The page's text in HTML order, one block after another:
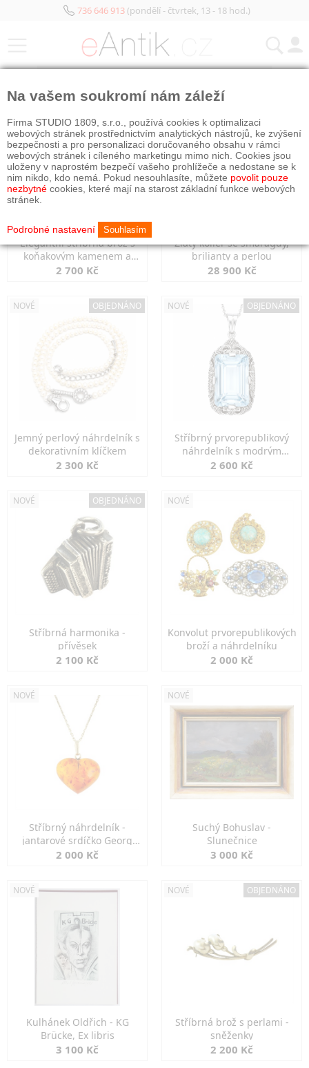
736 646 913(pondělí - čtvrtek, 13 - 18 hod.)
Elegantní stříbrná brož s
koňakovým kamenem a
markazity
2 700 Kč
Zlatý kolier se smaragdy,
brilianty a perlou
28 900 Kč
NOVÉ OBJEDNÁNO
Jemný perlový náhrdelník s
dekorativním klíčkem
2 300 Kč
NOVÉ OBJEDNÁNO
Stříbrný prvorepublikový
náhrdelník s modrým
spinelem
2 600 Kč
NOVÉ OBJEDNÁNO
Stříbrná harmonika -
přívěsek
2 100 Kč
NOVÉ
Konvolut prvorepublikových
broží a náhrdelníku
2 000 Kč
NOVÉ
Stříbrný náhrdelník -
jantarové srdíčko Georg
Kramer
2 000 Kč
NOVÉ
Suchý Bohuslav -
Slunečnice
3 000 Kč
NOVÉ
Kulhánek Oldřich - KG
Brücke, Ex libris
3 100 Kč
NOVÉ OBJEDNÁNO
Stříbrná brož s perlami -
sněženky
2 200 Kč
Na vašem soukromí nám záleží
Firma STUDIO 1809, s.r.o., používá cookies k optimalizaci
webových stránek prostřednictvím analytických nástrojů, ke zvýšení
bezpečnosti a pro personalizaci doručovaného obsahu v rámci
webových stránek i cíleného marketingu mimo nich. Cookies jsou
uloženy v naprostém bezpečí vašeho prohlížeče a nedostane se k
nim nikdo, kdo nemá. Pokud nesouhlasíte, můžete povolit pouze
nezbytné cookies, které mají na starost základní funkce webových
stránek.
Podrobné nastavení Souhlasím